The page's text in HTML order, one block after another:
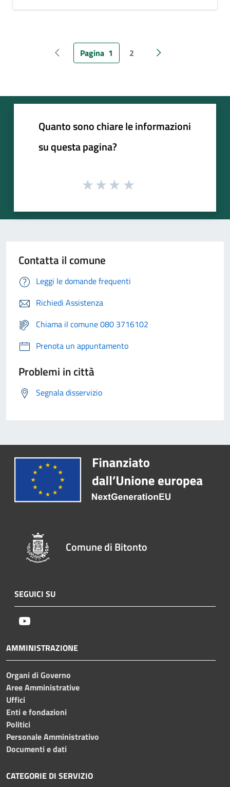
Pagina precedente
Pagina 1 2 Pagina successiva
Quanto sono chiare le informazioni
su questa pagina?
Contatta il comune
Leggi le domande frequenti
Richiedi Assistenza
Chiama il comune 080 3716102
Prenota un appuntamento
Problemi in città
Segnala disservizio
Comune di Bitonto
SEGUICI SU
AMMINISTRAZIONE
Organi di Governo
Aree Amministrative
Uffici
Enti e fondazioni
Politici
Personale Amministrativo
Documenti e dati
CATEGORIE DI SERVIZIO